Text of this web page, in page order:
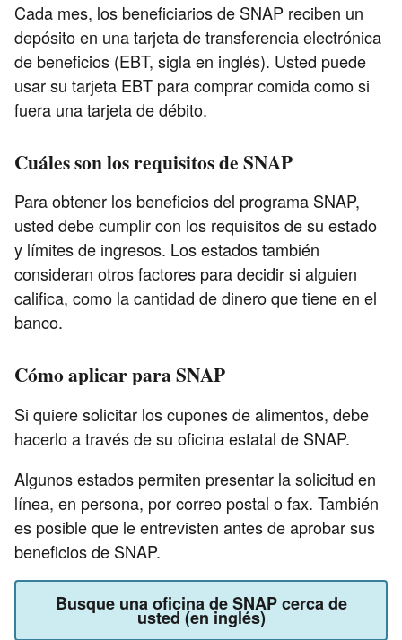
Cada mes, los beneficiarios de SNAP reciben un
depósito en una tarjeta de transferencia electrónica
de beneficios (EBT, sigla en inglés). Usted puede
usar su tarjeta EBT para comprar comida como si
fuera una tarjeta de débito.
Cuáles son los requisitos de SNAP
Para obtener los beneficios del programa SNAP,
usted debe cumplir con los requisitos de su estado
y límites de ingresos. Los estados también
consideran otros factores para decidir si alguien
califica, como la cantidad de dinero que tiene en el
banco.
Cómo aplicar para SNAP
Si quiere solicitar los cupones de alimentos, debe
hacerlo a través de su oficina estatal de SNAP.
Algunos estados permiten presentar la solicitud en
línea, en persona, por correo postal o fax. También
es posible que le entrevisten antes de aprobar sus
beneficios de SNAP.
Busque una oficina de SNAP cerca de
usted (en inglés)